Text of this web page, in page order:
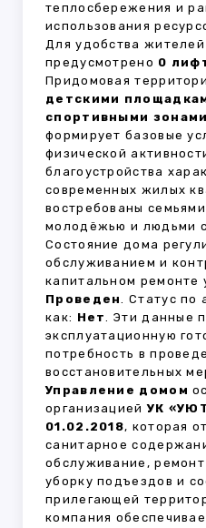
теплосбережения и
использования
Для удобства
предусмотрено 0
Придомовая
детскими
спортивными
формирует базовые
физической
благоустройства
современных жилых
востребованы
молодёжью и людьми
Состояние дома
обслуживанием и
капитальном ремонте
Проведен. Статус по
как: Нет. Эти данные
эксплуатационную
потребность в
восстановительных
Управление домом
организациейУК
01.02.2018, которая
санитарное
обслуживание,
уборку подъездов и
прилегающей
компания